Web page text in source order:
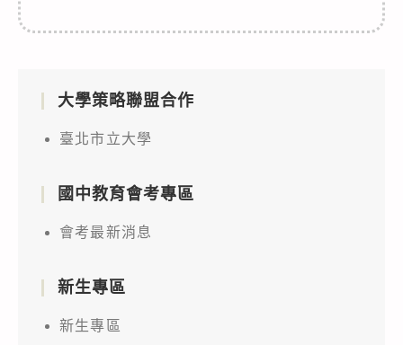
大學策略聯盟合作
臺北市立大學
國中教育會考專區
會考最新消息
新生專區
新生專區